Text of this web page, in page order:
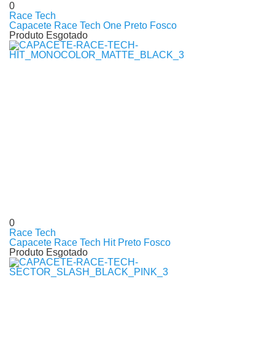
0
Race Tech
Capacete Race Tech One Preto Fosco
Produto Esgotado
0
Race Tech
Capacete Race Tech Hit Preto Fosco
Produto Esgotado